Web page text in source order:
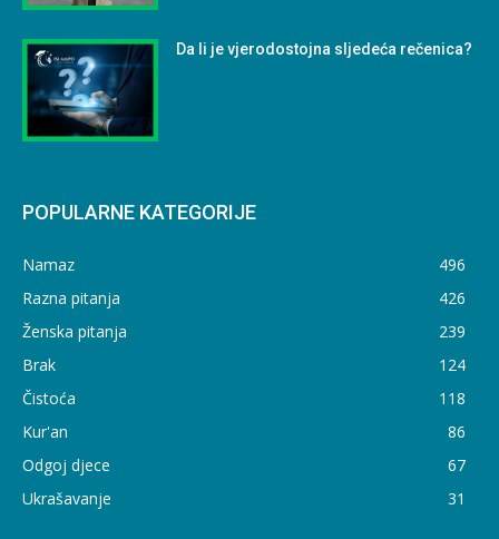
Da li je vjerodostojna sljedeća rečenica?
POPULARNE KATEGORIJE
Namaz
496
Razna pitanja
426
Ženska pitanja
239
Brak
124
Čistoća
118
Kur'an
86
Odgoj djece
67
Ukrašavanje
31